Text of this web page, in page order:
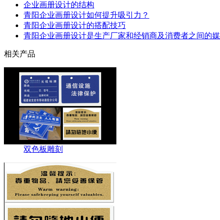
企业画册设计的结构
青阳企业画册设计如何提升吸引力？
青阳企业画册设计的搭配技巧
青阳企业画册设计是生产厂家和经销商及消费者之间的
相关产品
双色板雕刻